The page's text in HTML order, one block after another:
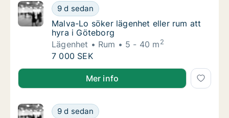
Malva-Lo söker lägenhet eller rum att hyra i
9 d sedan
Malva-Lo söker lägenhet eller rum att hyra i
Malva-Lo söker lägenhet eller rum att
hyra i Göteborg
Lägenhet
Rum 5 - 40 m2
Malva-Lo söker lägenhet eller rum att hyra i
7 000 SEK
Malva-Lo söker lägenhet eller rum att hyra i
Mer info
Simon söker lägenhet eller rum att hyra i
9 d sedan